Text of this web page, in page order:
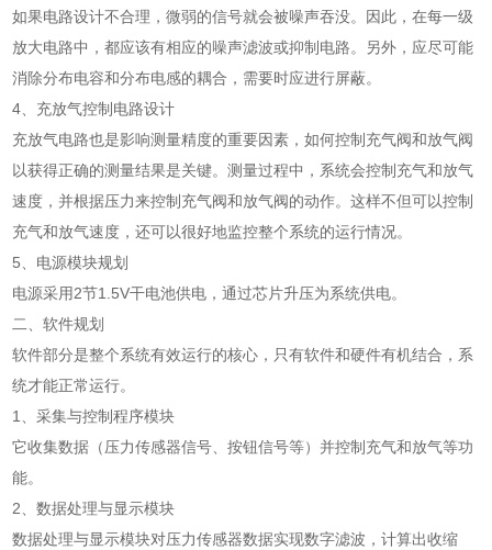
如果电路设计不合理，微弱的信号就会被噪声吞没。因此，在每一级
放大电路中，都应该有相应的噪声滤波或抑制电路。另外，应尽可能
消除分布电容和分布电感的耦合，需要时应进行屏蔽。
4、充放气控制电路设计
充放气电路也是影响测量精度的重要因素，如何控制充气阀和放气阀
以获得正确的测量结果是关键。测量过程中，系统会控制充气和放气
速度，并根据压力来控制充气阀和放气阀的动作。这样不但可以控制
充气和放气速度，还可以很好地监控整个系统的运行情况。
5、电源模块规划
电源采用2节1.5V干电池供电，通过芯片升压为系统供电。
二、软件规划
软件部分是整个系统有效运行的核心，只有软件和硬件有机结合，系
统才能正常运行。
1、采集与控制程序模块
它收集数据（压力传感器信号、按钮信号等）并控制充气和放气等功
能。
2、数据处理与显示模块
数据处理与显示模块对压力传感器数据实现数字滤波，计算出收缩